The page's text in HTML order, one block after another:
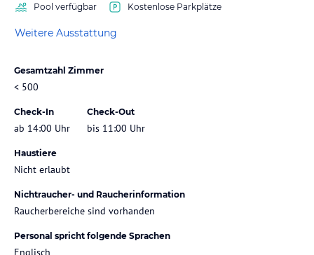
Pool verfügbar
Kostenlose Parkplätze
Weitere Ausstattung
Gesamtzahl Zimmer
< 500
Check-In
ab 14:00 Uhr
Check-Out
bis 11:00 Uhr
Haustiere
Nicht erlaubt
Nichtraucher- und Raucherinformation
Raucherbereiche sind vorhanden
Personal spricht folgende Sprachen
Englisch